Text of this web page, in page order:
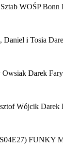
WOŚP Bonn
Daniel i Tosia
Owsiak Darek
Wójcik Darek
FUNKY